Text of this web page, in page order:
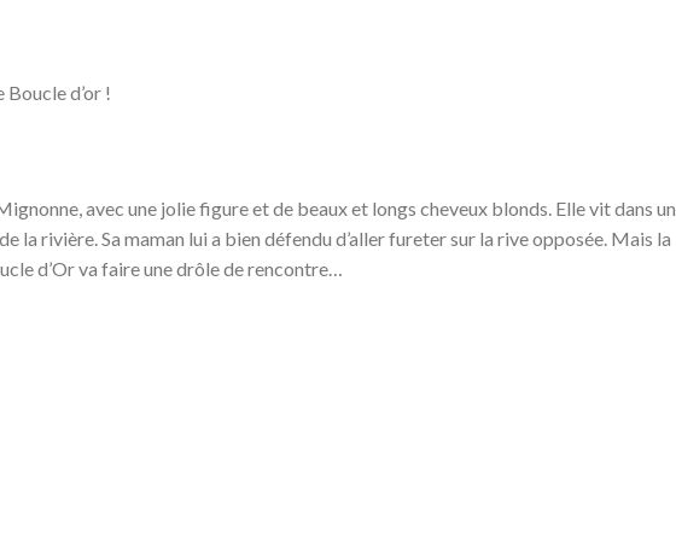
d’or !
avec une jolie figure et de beaux et longs cheveux blonds. Elle vit dans un
la rivière. Sa maman lui a bien défendu d’aller fureter sur la rive opposée. Mais la
d’Or va faire une drôle de rencontre…